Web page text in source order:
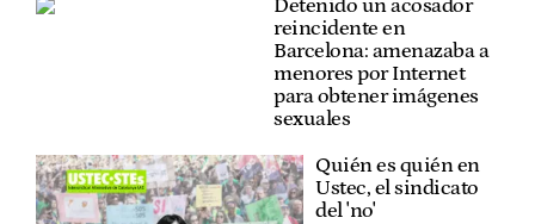
Detenido un acosador
reincidente en
Barcelona: amenazaba a
menores por Internet
para obtener imágenes
sexuales
Quién es quién en
Ustec, el sindicato
del 'no'